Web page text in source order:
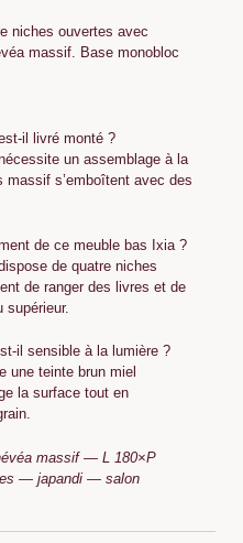
niches ouvertes avec
massif. Base monobloc
il livré monté ?
un assemblage à la
s’emboîtent avec des
de ce meuble bas Ixia ?
de quatre niches
de ranger des livres et de
supérieur.
il sensible à la lumière ?
une teinte brun miel
la surface tout en
massif — L 180×P
— japandi — salon